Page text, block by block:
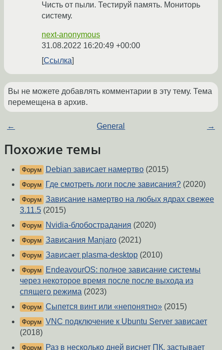
Чисть от пыли. Тестируй память. Мониторь
систему.
next-anonymous
31.08.2022 16:20:49 +00:00
Ссылка
Вы не можете добавлять комментарии в эту тему. Тема
перемещена в архив.
← General →
Похожие темы
Форум Debian зависает намертво (2015)
Форум Где смотреть логи после зависания? (2020)
Форум Зависание намертво на любых ядрах свежее
3.11.5 (2015)
Форум Nvidia-блобострадания (2020)
Форум Зависания Manjaro (2021)
Форум Зависает plasma-desktop (2010)
Форум
EndeavourOS: полное зависание системы
через некоторое время после после выхода из
спящего режима (2023)
Форум Сыпется винт или «непонятно» (2015)
Форум VNC подключение к Ubuntu Server зависает
(2018)
Форум Раз в несколько дней виснет ПК, застывает